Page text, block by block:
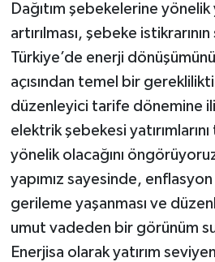
Dağıtım şebekelerine yönelik
artırılması, şebeke
Türkiye’de enerji
açısından temel bir
düzenleyici tarife dönemine
elektrik şebekesi
yönelik olacağını
yapımız sayesinde,
gerileme yaşanması ve
umut vadeden bir görünüm
Enerjisa olarak yatırım